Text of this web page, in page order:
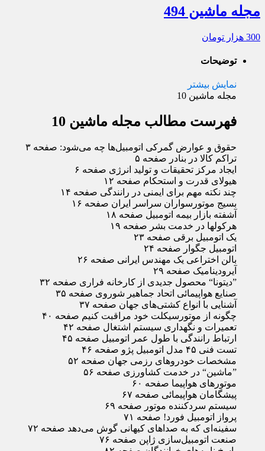
مجله ماشین 494
300 هزار تومان
توضیحات
نمایش بیشتر
مجله ماشین 10
فهرست مطالب مجله ماشین 10
حقوق و عوارض گمرکی اتومبیل‌ها چه می‌شود: صفحه ۳
تراکم کالا در بنادر صفحه ۵
ایجاد مرکز تحقیقات و تولید انرژی صفحه ۶
هیولای قدرت و استحکام صفحه ۱۲
چند نکته مهم برای ایمنی در رانندگی صفحه ۱۴
بسیج موتورسواران سراسر ایران صفحه ۱۶
آشفته بازار بیمه اتومبیل صفحه ۱۸
هرکولها در خدمت بشر صفحه ۱۹
یک اتومبیل برقی صفحه ۲۳
اتومبیل جگوار صفحه ۲۴
بالن اختراعی یک مهندس ایرانی صفحه ۲۶
آیرودینامیک صفحه ۲۹
”دیتونا“ محصول جدیدی از کارخانه فراری صفحه ۳۲
صنایع هواپیمائی اتحاد جماهیر شوروی صفحه ۳۵
آشنایی با انواع کشتی‌های جهان صفحه ۳۷
چگونه از موتورسیکلت خود مراقبت کنیم صفحه ۴۰
تعمیرات و نگهداری سیستم اشتغال صفحه ۴۲
ارتباط رانندگی با طول عمر اتومبیل صفحه ۴۵
تست فنی ۴۵ مدل اتومبیل پژو صفحه ۴۶
مشخصات خودروهای رزمی جهان صفحه ۵۲
”ماشین“ در خدمت کشاورزی صفحه ۵۶
موتورهای هواپیما صفحه ۶۰
پیشگامان هواپیمائی صفحه ۶۷
سیستم سردکننده موتور صفحه ۶۹
پرواز اتومبیل فورد! صفحه ۷۱
سفینه‌ای که به صداهای کیهانی گوش می‌دهد صفحه ۷۲
صنعت اتومبیل‌سازی ژاپن صفحه ۷۶